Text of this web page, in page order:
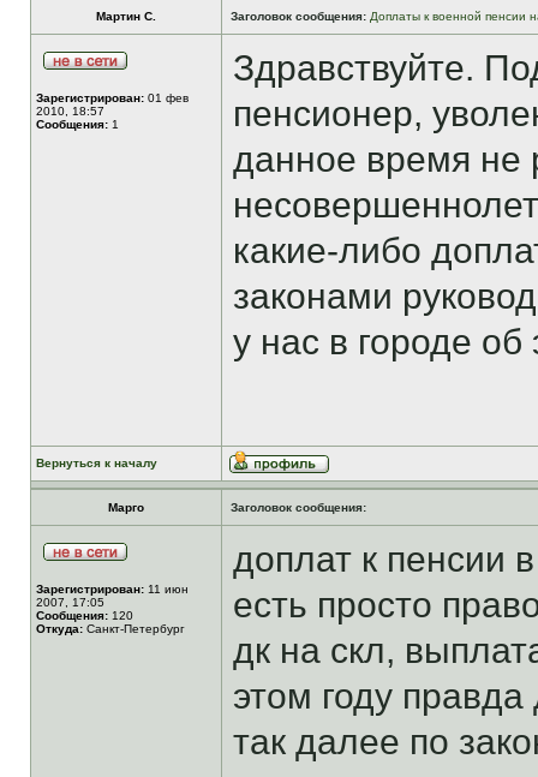
Мартин С. Заголовок сообщения: Доплаты к военной пенсии
Зарегистрирован: 01 фев
2010, 18:57
Сообщения: 1
Здравствуйте.
пенсионер,
данное время
какие-либо
законами
у нас в городе
Вернуться к началу
Марго Заголовок сообщения:
Зарегистрирован: 11 июн
2007, 17:05
Сообщения: 120
Откуда: Санкт-Петербург
доплат к пенсии
есть просто
дк на скл,
этом году
так далее по